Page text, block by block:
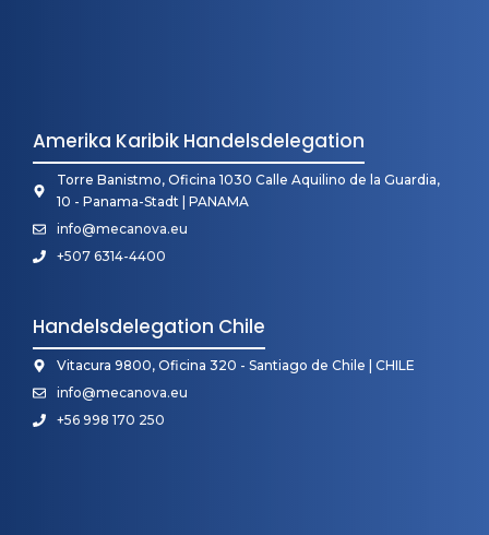
Amerika Karibik Handelsdelegation
Torre Banistmo, Oficina 1030 Calle Aquilino de la Guardia,
10 - Panama-Stadt | PANAMA
info@mecanova.eu
+507 6314-4400
Handelsdelegation Chile
Vitacura 9800, Oficina 320 - Santiago de Chile | CHILE
info@mecanova.eu
+56 998 170 250